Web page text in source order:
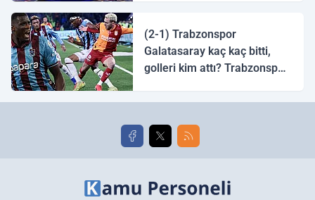
(2-1) Trabzonspor
Galatasaray kaç kaç bitti,
golleri kim attı? Trabzonspor
golleri!